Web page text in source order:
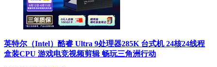
英特尔（Intel）酷睿 Ultra 9处理器285K 台式机 24核24线程
盒装CPU 游戏电竞视频剪辑 畅玩三角洲行动